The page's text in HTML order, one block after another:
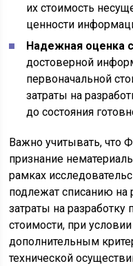
их стоимость
ценности
Надежная оценка
достоверной
первоначальной
затраты на
до состояния
Важно учитывать, что
признание
рамках
подлежат списанию на
затраты на
стоимости, при
дополнительным
технической